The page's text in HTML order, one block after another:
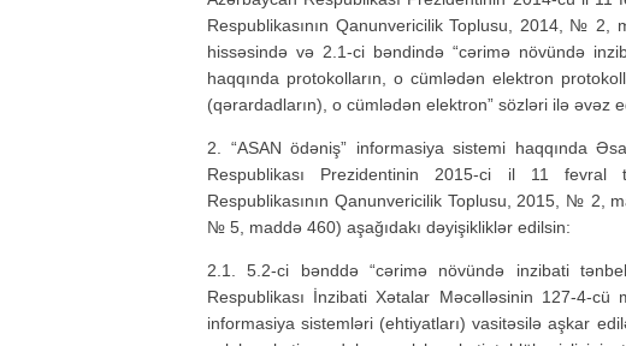
Respublikasının Qanunvericilik Toplusu, 2014, №
hissəsində və 2.1-ci bəndində “cərimə növündə
haqqında protokolların, o cümlədən elektron
(qərardadların), o cümlədən elektron” sözləri ilə əvəz
2. “ASAN ödəniş” informasiya sistemi haqqında
Respublikası Prezidentinin 2015-ci il 11 fevral
Respublikasının Qanunvericilik Toplusu, 2015, № 2,
№ 5, maddə 460) aşağıdakı dəyişikliklər edilsin:
2.1. 5.2-ci bənddə “cərimə növündə inzibati
Respublikası İnzibati Xətalar Məcəlləsinin 127-4-
informasiya sistemləri (ehtiyatları) vasitəsilə aşkar